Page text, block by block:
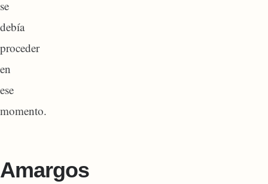
se
debía
proceder
en
ese
momento.
Amargos